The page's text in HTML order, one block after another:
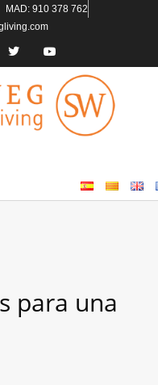
MAD: 910 378 762
para una